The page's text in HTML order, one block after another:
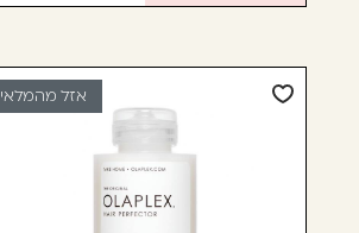
אזל מהמלאי